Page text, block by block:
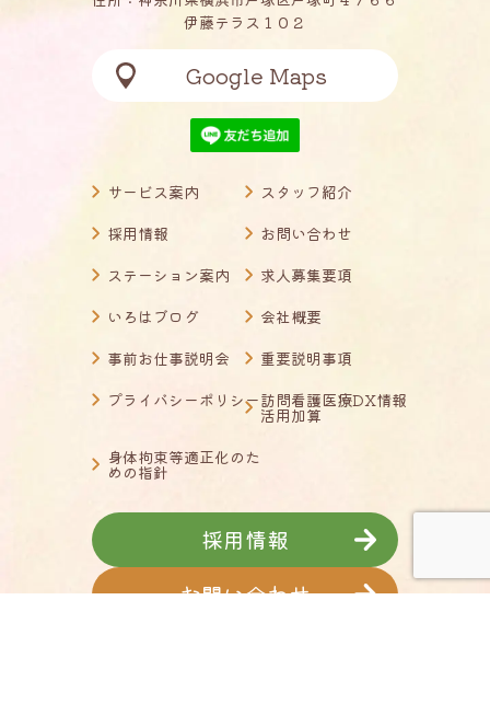
伊藤テラス１０２
Google Maps
サービス案内
スタッフ紹介
採用情報
お問い合わせ
ステーション案内
求人募集要項
いろはブログ
会社概要
事前お仕事説明会
重要説明事項
プライバシーポリシー訪問看護医療DX情報
活用加算
身体拘束等適正化のた
めの指針
採用情報
お問い合わせ